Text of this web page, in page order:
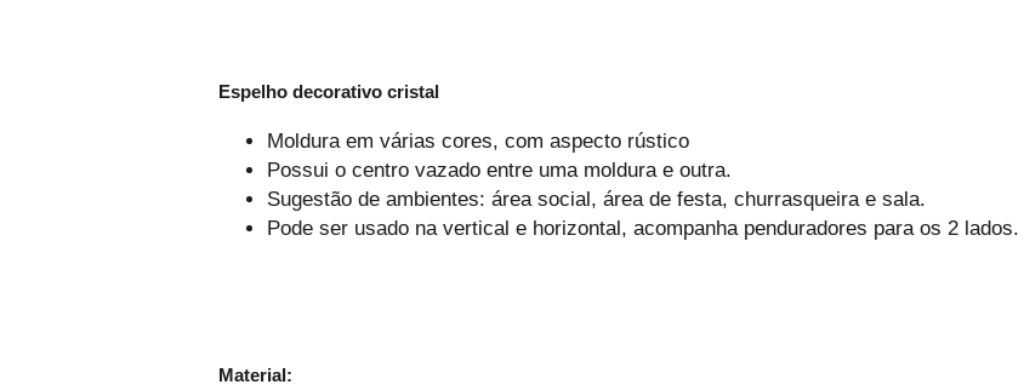
Espelho decorativo cristal
Moldura em várias cores, com aspecto rústico
Possui o centro vazado entre uma moldura e outra.
Sugestão de ambientes: área social, área de festa, churrasqueira e sala.
Pode ser usado na vertical e horizontal, acompanha penduradores para os 2 lados.
Material: